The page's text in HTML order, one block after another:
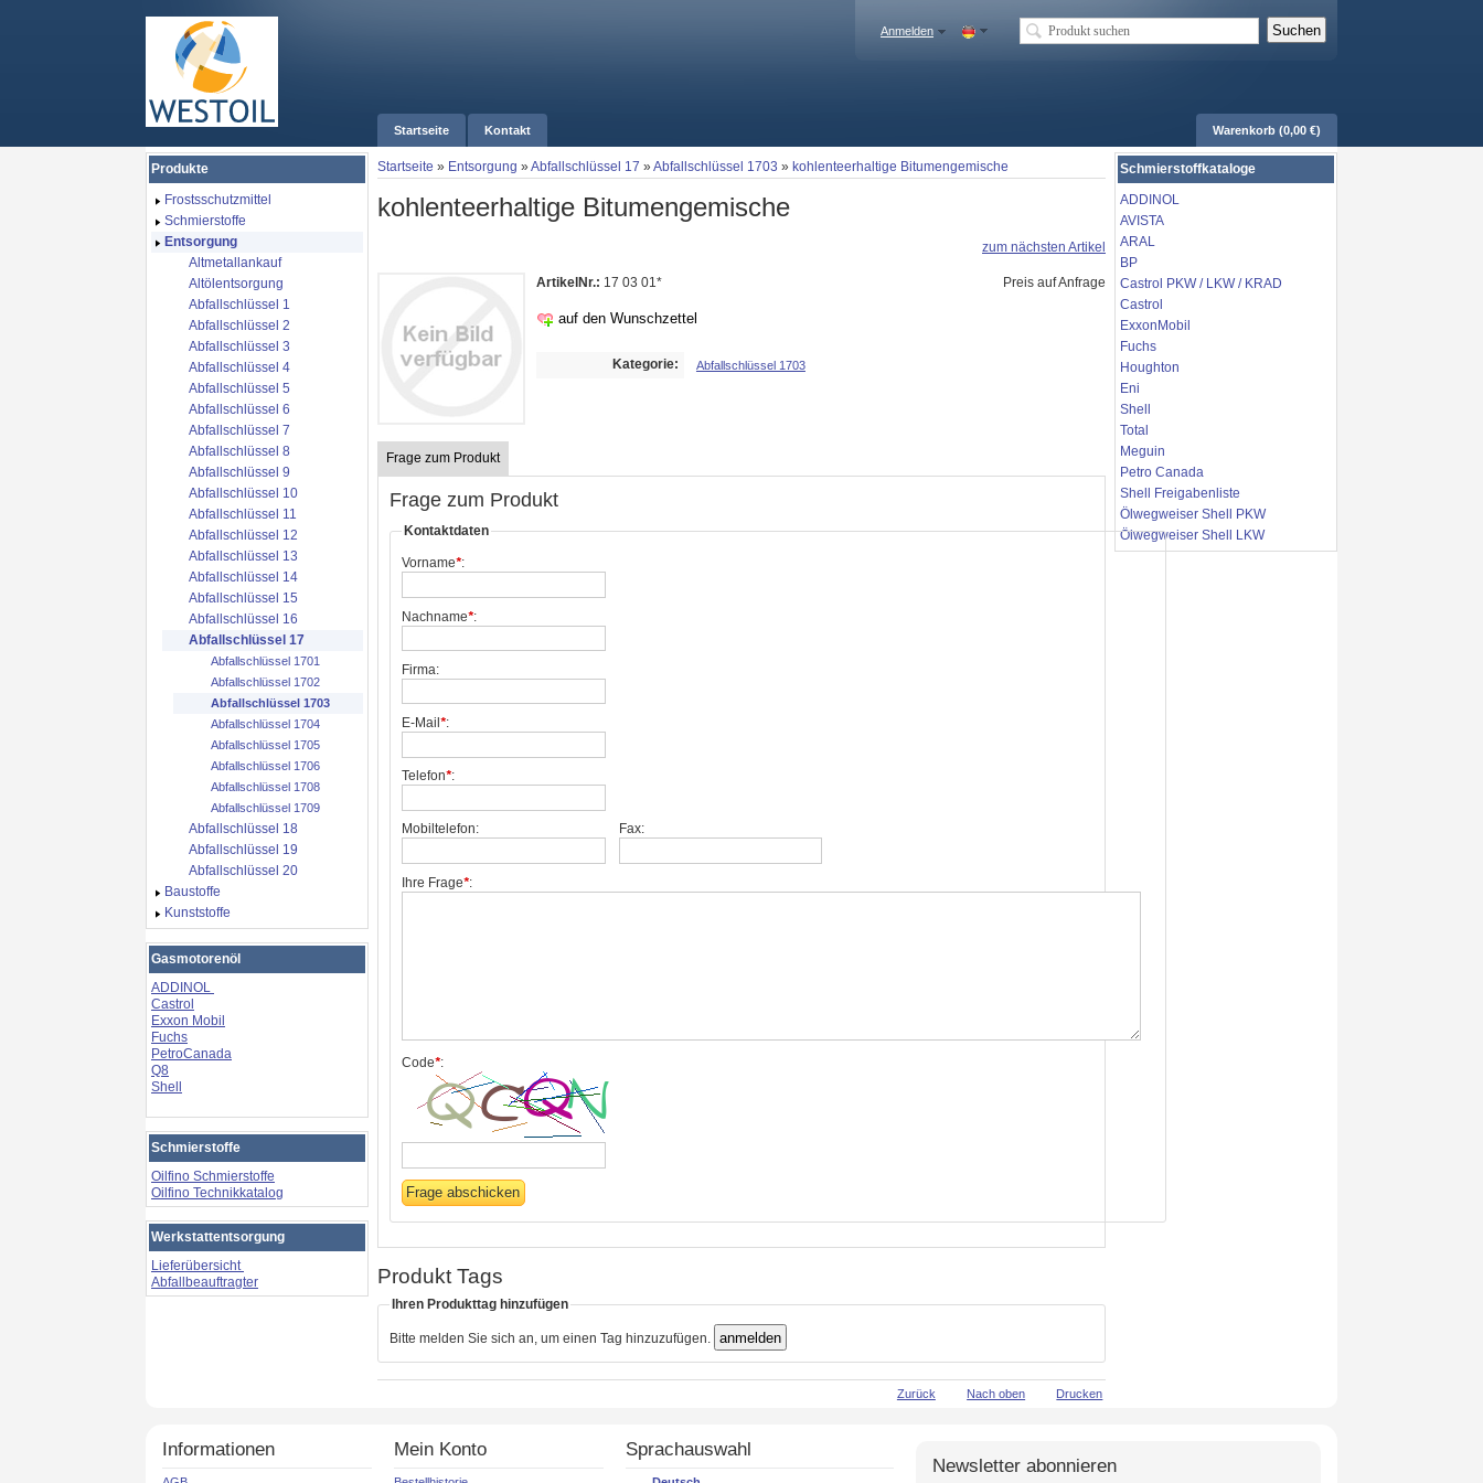
Startseite Kontakt Warenkorb (0,00 €)
Anmelden
Startseite » Entsorgung »Abfallschlüssel 17 »Abfallschlüssel 1703 » kohlenteerhaltige Bitumengemische
kohlenteerhaltige Bitumengemische
zum nächsten Artikel
ArtikelNr.: 17 03 01*
auf den Wunschzettel
Preis auf Anfrage
Kategorie: Abfallschlüssel 1703
Frage zum Produkt
Frage zum Produkt
Kontaktdaten
Vorname*:
Nachname*:
Firma:
E-Mail *:
Telefon*:
Mobiltelefon: Fax:
Ihre Frage*:
Code*:
Produkt Tags
Ihren Produkttag hinzufügen
Bitte melden Sie sich an, um einen Tag hinzuzufügen.
Zurück Nach oben Drucken
Produkte
Frostsschutzmittel
Schmierstoffe
Entsorgung
Altmetallankauf
Altölentsorgung
Abfallschlüssel 1
Abfallschlüssel 2
Abfallschlüssel 3
Abfallschlüssel 4
Abfallschlüssel 5
Abfallschlüssel 6
Abfallschlüssel 7
Abfallschlüssel 8
Abfallschlüssel 9
Abfallschlüssel 10
Abfallschlüssel 11
Abfallschlüssel 12
Abfallschlüssel 13
Abfallschlüssel 14
Abfallschlüssel 15
Abfallschlüssel 16
Abfallschlüssel 17
Abfallschlüssel 1701
Abfallschlüssel 1702
Abfallschlüssel 1703
Abfallschlüssel 1704
Abfallschlüssel 1705
Abfallschlüssel 1706
Abfallschlüssel 1708
Abfallschlüssel 1709
Abfallschlüssel 18
Abfallschlüssel 19
Abfallschlüssel 20
Baustoffe
Kunststoffe
Gasmotorenöl
ADDINOL
Castrol
Exxon Mobil
Fuchs
PetroCanada
Q8
Shell
Schmierstoffe
Oilfino Schmierstoffe
Oilfino Technikkatalog
Werkstattentsorgung
Lieferübersicht
Abfallbeauftragter
Schmierstoffkataloge
ADDINOL
AVISTA
ARAL
BP
Castrol PKW / LKW / KRAD
Castrol
ExxonMobil
Fuchs
Houghton
Eni
Shell
Total
Meguin
Petro Canada
Shell Freigabenliste
Ölwegweiser Shell PKW
Ölwegweiser Shell LKW
Informationen Mein Konto Sprachauswahl
Newsletter abonnieren